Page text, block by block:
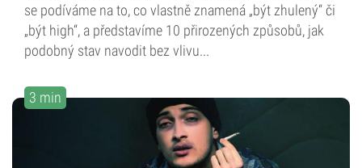
se podíváme na to, co vlastně znamená „být zhulený“ či
„být high“, a představíme 10 přirozených způsobů, jak
podobný stav navodit bez vlivu...
3 min